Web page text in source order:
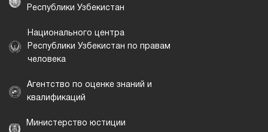
Республики Узбекистан
Национального центра
Республики Узбекистан по правам
человека
Агентство по оценке знаний и
квалификаций
Министерство юстиции